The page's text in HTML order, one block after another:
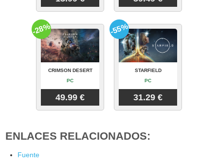
CRIMSON DESERT
PC
49.99 €
-28%
STARFIELD
PC
31.29 €
-55%
ENLACES RELACIONADOS:
Fuente